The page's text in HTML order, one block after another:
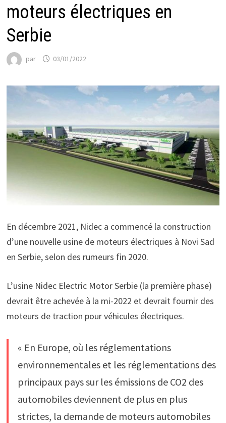
moteurs électriques en
Serbie
par 03/01/2022
En décembre 2021, Nidec a commencé la construction
d’une nouvelle usine de moteurs électriques à Novi Sad
en Serbie, selon des rumeurs fin 2020.
L’usine Nidec Electric Motor Serbie (la première phase)
devrait être achevée à la mi-2022 et devrait fournir des
moteurs de traction pour véhicules électriques.
« En Europe, où les réglementations
environnementales et les réglementations des
principaux pays sur les émissions de CO2 des
automobiles deviennent de plus en plus
strictes, la demande de moteurs automobiles